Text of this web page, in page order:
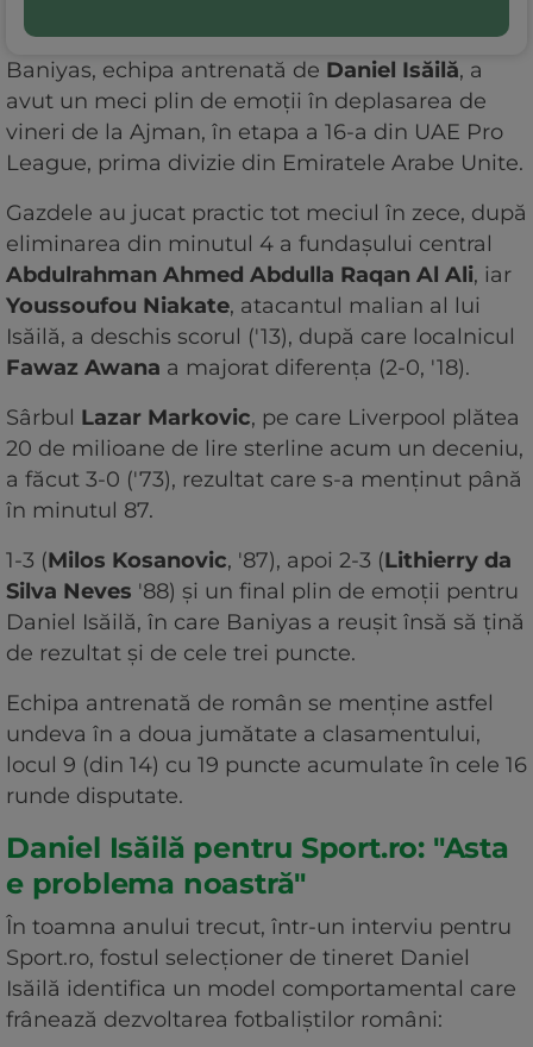
Baniyas, echipa antrenată de Daniel Isăilă, a
avut un meci plin de emoții în deplasarea de
vineri de la Ajman, în etapa a 16-a din UAE Pro
League, prima divizie din Emiratele Arabe Unite.
Gazdele au jucat practic tot meciul în zece, după
eliminarea din minutul 4 a fundașului central
Abdulrahman Ahmed Abdulla Raqan Al Ali, iar
Youssoufou Niakate, atacantul malian al lui
Isăilă, a deschis scorul ('13), după care localnicul
Fawaz Awana a majorat diferența (2-0, '18).
Sârbul Lazar Markovic, pe care Liverpool plătea
20 de milioane de lire sterline acum un deceniu,
a făcut 3-0 ('73), rezultat care s-a menținut până
în minutul 87.
1-3 (Milos Kosanovic, '87), apoi 2-3 (Lithierry da
Silva Neves '88) și un final plin de emoții pentru
Daniel Isăilă, în care Baniyas a reușit însă să țină
de rezultat și de cele trei puncte.
Echipa antrenată de român se menține astfel
undeva în a doua jumătate a clasamentului,
locul 9 (din 14) cu 19 puncte acumulate în cele 16
runde disputate.
Daniel Isăilă pentru Sport.ro: "Asta
e problema noastră"
În toamna anului trecut, într-un interviu pentru
Sport.ro, fostul selecționer de tineret Daniel
Isăilă identifica un model comportamental care
frânează dezvoltarea fotbaliștilor români: